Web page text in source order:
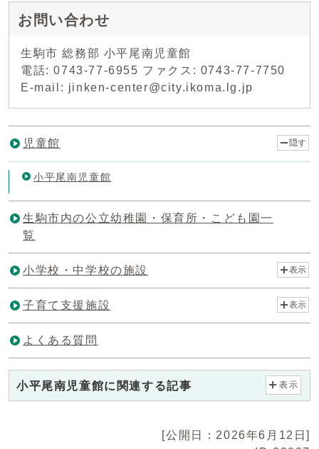
お問い合わせ
生駒市 総務部 小平尾南児童館
電話: 0743-77-6955 ファクス: 0743-77-7750
E-mail: jinken-center@city.ikoma.lg.jp
児童館 隠す
小平尾南児童館
生駒市内の公立幼稚園・保育所・こども園一
覧
小学校・中学校の施設 表示
子育て支援施設 表示
よくある質問
小平尾南児童館に関連する記事 表示
[公開日：2026年6月12日]